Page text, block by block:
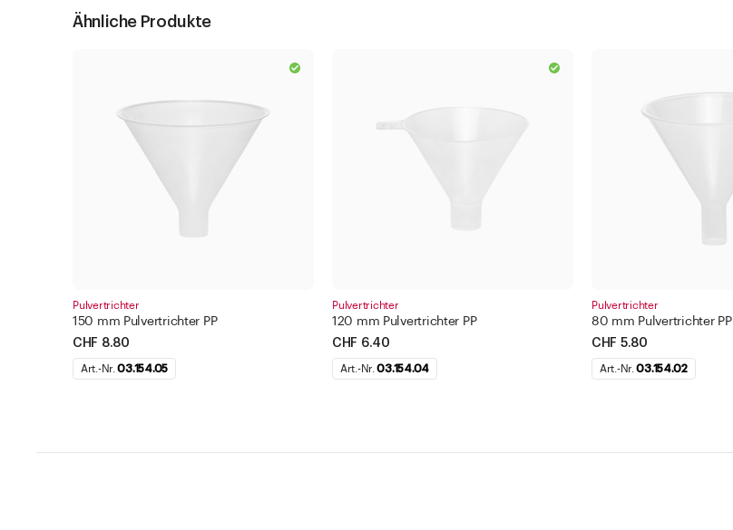
Ähnliche Produkte
Pulvertrichter
150 mm Pulvertrichter PP
CHF 8.80
Art.-Nr.03.154.05
Pulvertrichter
120 mm Pulvertrichter PP
CHF 6.40
Art.-Nr.03.154.04
Pulvertrichter
80 mm Pulvertrichter PP
CHF 5.80
Art.-Nr.03.154.02